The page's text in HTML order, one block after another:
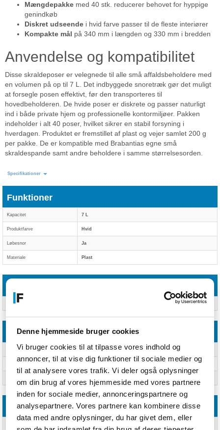
Denne hjemmeside bruger cookies
Vi bruger cookies til at tilpasse vores indhold og
annoncer, til at vise dig funktioner til sociale medier og
til at analysere vores trafik. Vi deler også oplysninger
om din brug af vores hjemmeside med vores partnere
inden for sociale medier, annonceringspartnere og
analysepartnere. Vores partnere kan kombinere disse
data med andre oplysninger, du har givet dem, eller
Mængdepakke med 40 stk. reducerer behovet for hyppige
genindkøb
Diskret udseende i hvid farve passer til de fleste interiører
Kompakte mål på 340 mm i længden og 330 mm i bredden
Anvendelse og kompatibilitet
Disse skraldeposer er velegnede til alle små affaldsbeholdere med
en volumen på op til 7 L. Det indbyggede snoretræk gør det muligt
at forsegle posen effektivt, før den transporteres til
hovedbeholderen. De hvide poser er diskrete og passer naturligt
ind i både private hjem og professionelle kontormiljøer. Pakken
indeholder i alt 40 poser, hvilket sikrer en stabil forsyning i
hverdagen. Produktet er fremstillet af plast og vejer samlet 200 g
per pakke. De er kompatible med Brabantias egne små
skraldespande samt andre beholdere i samme størrelsesorden.
Specifikationer
Funktioner
Kapacitet 7 L
Produktfarve Hvid
Løbesnor Ja
Materiale Plast
Oprindelsesland
Vægt & størrelser
Længde 340 mm
330 mm
Emballeringsdata